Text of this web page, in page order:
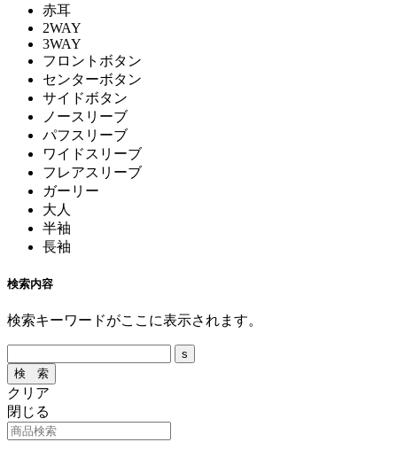
赤耳
2WAY
3WAY
フロントボタン
センターボタン
サイドボタン
ノースリーブ
パフスリーブ
ワイドスリーブ
フレアスリーブ
ガーリー
大人
半袖
長袖
検索内容
検索キーワードがここに表示されます。
クリア
閉じる